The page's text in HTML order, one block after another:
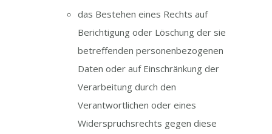
das Bestehen eines Rechts auf
Berichtigung oder Löschung der sie
betreffenden personenbezogenen
Daten oder auf Einschränkung der
Verarbeitung durch den
Verantwortlichen oder eines
Widerspruchsrechts gegen diese